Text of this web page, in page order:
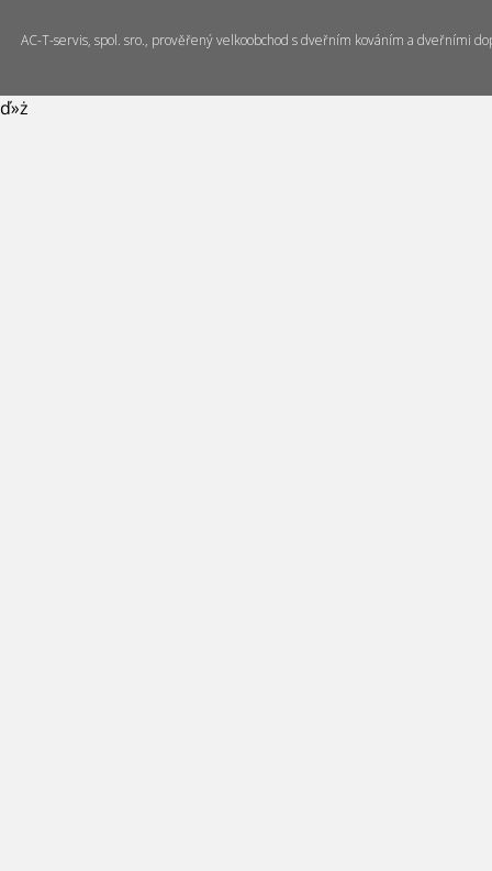
AC-T-servis, spol. sro., prověřený velkoobchod s dveřním kováním a dveřními
ď»ż